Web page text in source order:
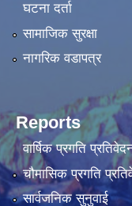
घटना दर्ता
सामाजिक सुरक्षा
नागरिक वडापत्र
Reports
वार्षिक प्रगति
चौमासिक प्रगति
सार्वजनिक सुनुवाई